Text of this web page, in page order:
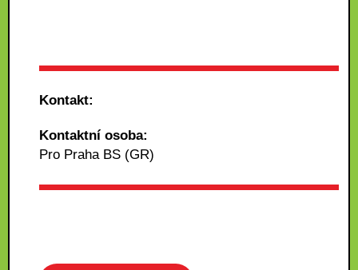
Kontakt:
Kontaktní osoba:
Pro Praha BS (GR)